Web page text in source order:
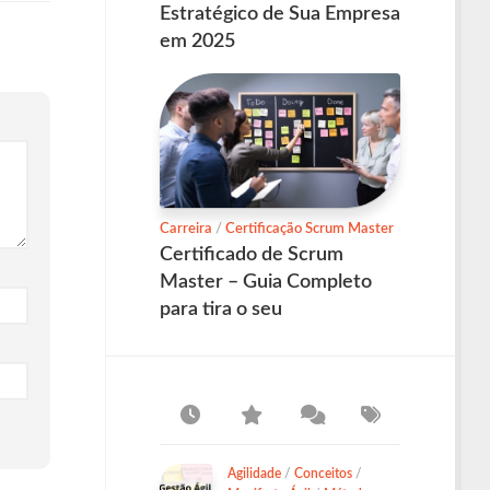
Estratégico de Sua Empresa
em 2025
Carreira / Certificação Scrum Master
Certificado de Scrum
Master – Guia Completo
para tira o seu
Agilidade / Conceitos /